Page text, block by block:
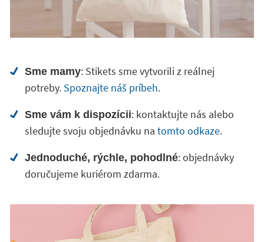
Sme mamy: Stikets sme vytvorili z reálnej
potreby. Spoznajte náš príbeh.
Sme vám k dispozícii: kontaktujte nás alebo
sledujte svoju objednávku na tomto odkaze.
Jednoduché, rýchle, pohodlné: objednávky
doručujeme kuriérom zdarma.